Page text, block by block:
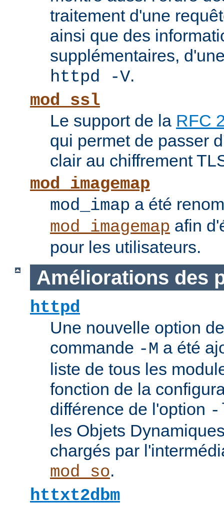
traitement d'une
ainsi que des
supplémentaires,
httpd -V.
mod_ssl
Le support de la RFC
qui permet de passer
clair au chiffrement
mod_imagemap
mod_imap a été
mod_imagemap afin
pour les utilisateurs.
Améliorations des
httpd
Une nouvelle option
commande -M a été
liste de tous les
fonction de la
différence de l'option
les Objets
chargés par
mod_so.
httxt2dbm